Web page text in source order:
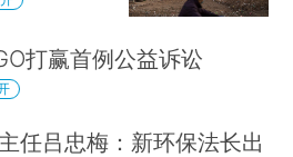
打赢首例公益诉讼
任吕忠梅：新环保法长出